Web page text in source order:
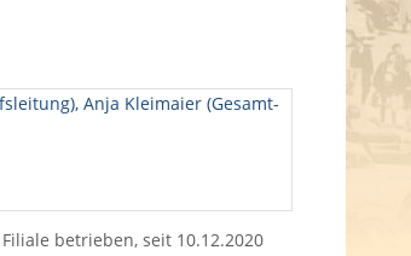
betrieben, seit 10.12.2020